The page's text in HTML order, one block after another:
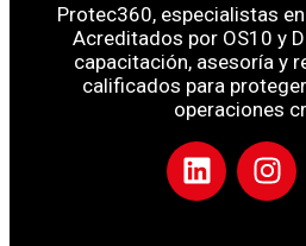
Protec360, especialistas
Acreditados por OS10 y
capacitación, asesoría y
calificados para
operaciones